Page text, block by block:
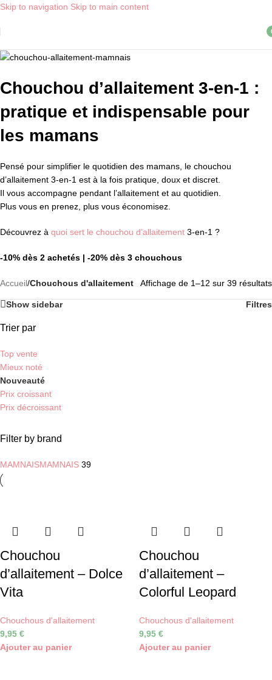
Skip to navigation Skip to main content
Chouchou d’allaitement 3-en-1 :
pratique et indispensable pour
les mamans
Pensé pour simplifier le quotidien des mamans, le chouchou
d’allaitement 3-en-1 est à la fois pratique, doux et discret.
Il vous accompagne pendant l’allaitement et au quotidien.
Plus vous en prenez, plus vous économisez.
Découvrez à quoi sert le chouchou d’allaitement 3-en-1 ?
-10% dès 2 achetés | -20% dès 3 chouchous
Accueil/Chouchous d'allaitement Affichage de 1–12 sur 39 résultats
Show sidebar Filtres
Trier par
Top vente
Mieux noté
Nouveauté
Prix croissant
Prix décroissant
Filter by brand
MAMNAISMAMNAIS 39
Chouchou
d’allaitement – Dolce
Vita
Chouchous d'allaitement
9,95 €
Ajouter au panier
Chouchou
d’allaitement –
Colorful Leopard
Chouchous d'allaitement
9,95 €
Ajouter au panier